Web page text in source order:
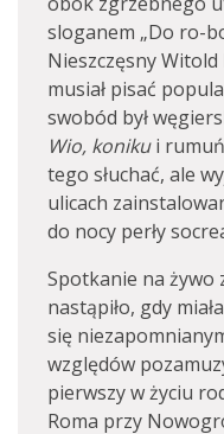
sloganem „Do ro-
Nieszczęsny
musiał pisać
swobód był
Wio, konikui
tego słuchać, ale
ulicach
do nocy perły
Spotkanie na żywo
nastąpiło, gdy
się
względów
pierwszy w życiu
Roma przy